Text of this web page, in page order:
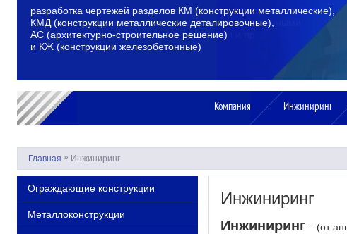
комплектация объектов строительства металлопрокатом,
тепло- и гидроизоляционными материалами, фасонными
элементами, железобетонными изделиями и пр.
Компания Инжиниринг
Главная » Инжиниринг
Ограждающие конструкции
Металлоконструкции
Инжиниринг
Инжиниринг – (от